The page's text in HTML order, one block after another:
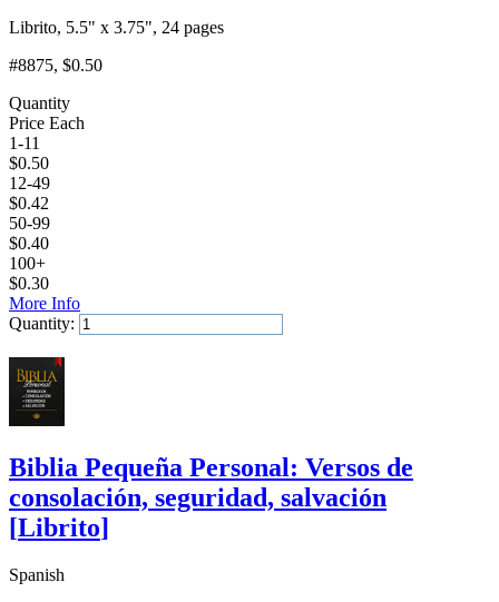
Librito, 5.5" x 3.75", 24 pages
#8875, $0.50
Quantity
Price Each
1-11
$0.50
12-49
$0.42
50-99
$0.40
100+
$0.30
More Info
Quantity:
Biblia Pequeña Personal: Versos de
consolación, seguridad, salvación
[Librito]
Spanish